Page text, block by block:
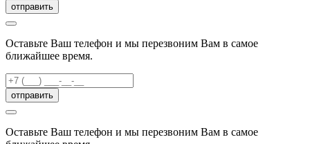
отправить
Оставьте Ваш телефон и мы перезвоним Вам в самое
ближайшее время.
отправить
Оставьте Ваш телефон и мы перезвоним Вам в самое